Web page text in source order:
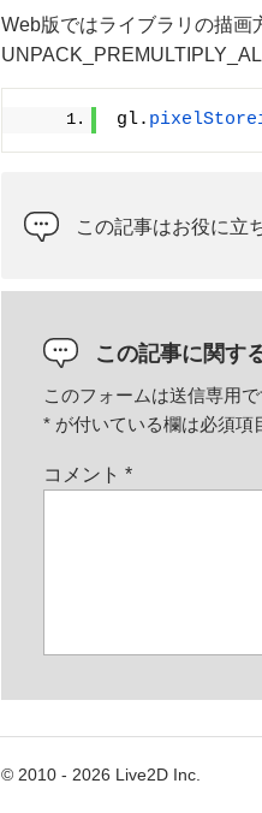
Web版ではライブラリの描画
gl.
この記事はお役に立
この記事に関す
このフォームは送信専用で
* が付いている欄は必須項
コメント *
© 2010 - 2026 Live2D Inc.